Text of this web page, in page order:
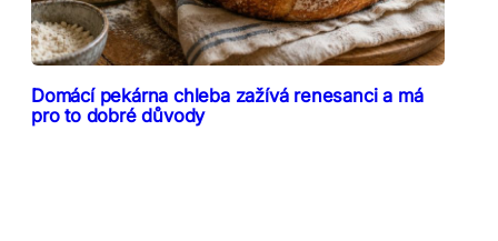
Domácí pekárna chleba zažívá renesanci a má
pro to dobré důvody